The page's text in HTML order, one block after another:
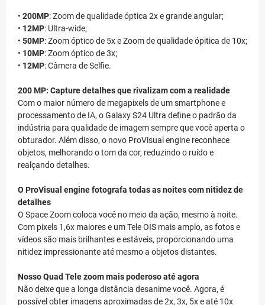
• 200MP: Zoom de qualidade óptica 2x e grande angular;
• 12MP: Ultra-wide;
• 50MP: Zoom óptico de 5x e Zoom de qualidade ópitica de 10x;
• 10MP: Zoom óptico de 3x;
• 12MP: Câmera de Selfie.
200 MP: Capture detalhes que rivalizam com a realidade
Com o maior número de megapixels de um smartphone e
processamento de IA, o Galaxy S24 Ultra define o padrão da
indústria para qualidade de imagem sempre que você aperta o
obturador. Além disso, o novo ProVisual engine reconhece
objetos, melhorando o tom da cor, reduzindo o ruído e
realçando detalhes.
O ProVisual engine fotografa todas as noites com nitidez de
detalhes
O Space Zoom coloca você no meio da ação, mesmo à noite.
Com pixels 1,6x maiores e um Tele OIS mais amplo, as fotos e
vídeos são mais brilhantes e estáveis, proporcionando uma
nitidez impressionante até mesmo a objetos distantes.
Nosso Quad Tele zoom mais poderoso até agora
Não deixe que a longa distância desanime você. Agora, é
possível obter imagens aproximadas de 2x, 3x, 5x e até 10x